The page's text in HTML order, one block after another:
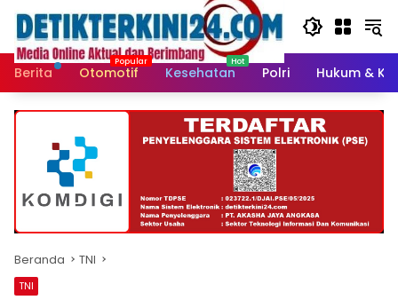
Langsung
konten
Berita
Otomotif Kesehatan Polri Hukum &
Beranda TNI
TNI